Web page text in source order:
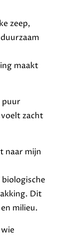
zeep,
maakt
puur
zacht
naar mijn
Dit
milieu.